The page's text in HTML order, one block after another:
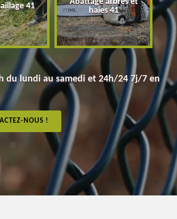
41
haies 41
du lundi au samedi et 24h/24 7j/7 en
NOUS !